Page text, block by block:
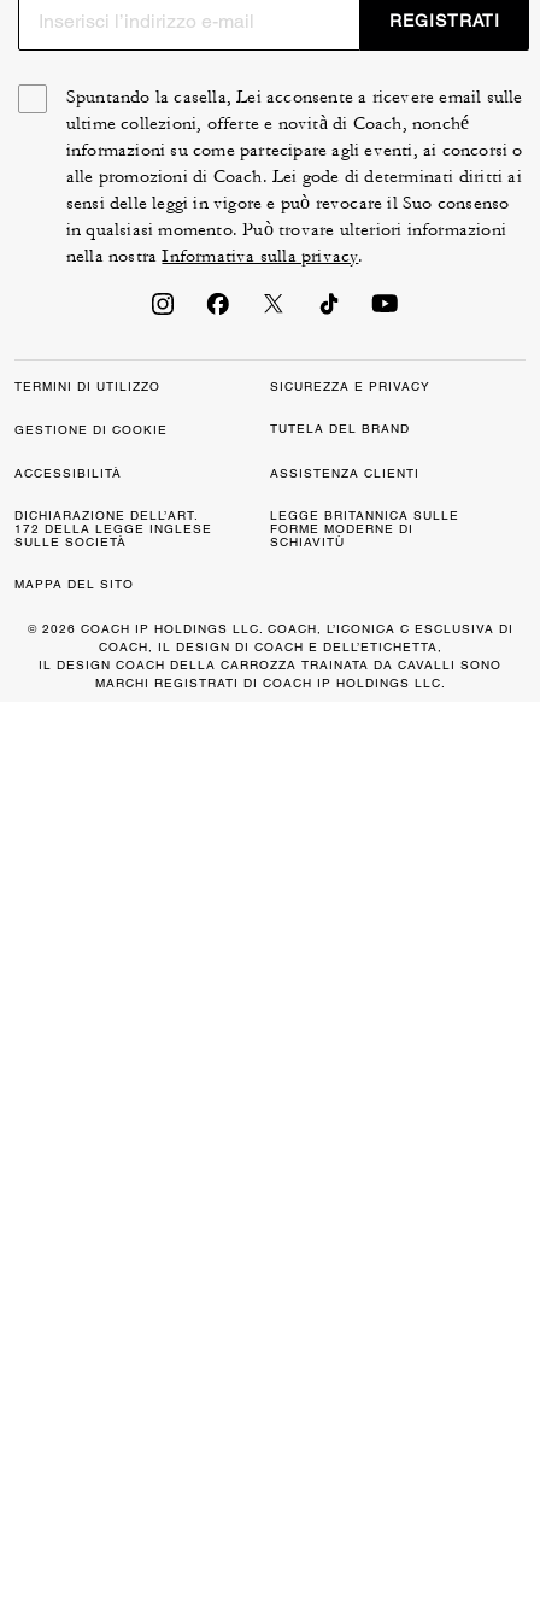
REGISTRATI
Spuntando la casella, Lei acconsente a ricevere email sulle
ultime collezioni, offerte e novità di Coach, nonché
informazioni su come partecipare agli eventi, ai concorsi o
alle promozioni di Coach. Lei gode di determinati diritti ai
sensi delle leggi in vigore e può revocare il Suo consenso
in qualsiasi momento. Può trovare ulteriori informazioni
nella nostraInformativa sulla privacy.
TERMINI DI UTILIZZO SICUREZZA E PRIVACY
GESTIONE DI COOKIE TUTELA DEL BRAND
ACCESSIBILITÀ ASSISTENZA CLIENTI
DICHIARAZIONE DELL’ART.
172 DELLA LEGGE INGLESE
SULLE SOCIETÀ
LEGGE BRITANNICA SULLE
FORME MODERNE DI
SCHIAVITÙ
MAPPA DEL SITO
© 2026 COACH IP HOLDINGS LLC. COACH, L’ICONICA C ESCLUSIVA DI
COACH, IL DESIGN DI COACH E DELL’ETICHETTA,
IL DESIGN COACH DELLA CARROZZA TRAINATA DA CAVALLI SONO
MARCHI REGISTRATI DI COACH IP HOLDINGS LLC.